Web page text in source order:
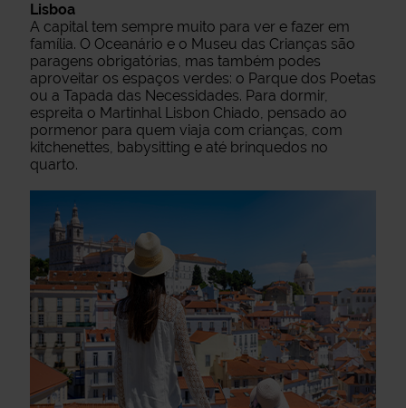
Lisboa
A capital tem sempre muito para ver e fazer em
família. O Oceanário e o Museu das Crianças são
paragens obrigatórias, mas também podes
aproveitar os espaços verdes: o Parque dos Poetas
ou a Tapada das Necessidades. Para dormir,
espreita o Martinhal Lisbon Chiado, pensado ao
pormenor para quem viaja com crianças, com
kitchenettes, babysitting e até brinquedos no
quarto.